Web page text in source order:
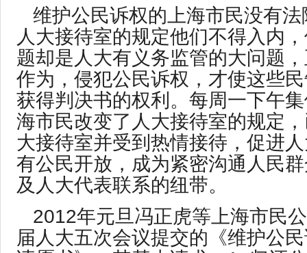
维护公民诉权的上海市民没有
人大接待室的规定他们不得入内
题却是人大有义务监管的大问题
作为，侵犯公民诉权，才使这些
获得判决书的权利。每周一下午
海市民改变了人大接待室的规定
大接待室并受到热情接待，促进
有公民开放，成为紧密沟通人民
及人大代表联系的纽带。
2012年元旦冯正虎等上海市民
届人大五次会议提交的《维护公